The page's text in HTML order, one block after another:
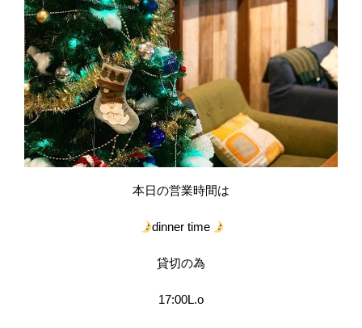
本日の営業時間は
dinner time
貸切の為
17:00L.o